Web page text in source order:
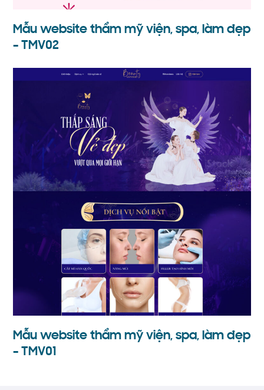
Mẫu website thẩm mỹ viện, spa, làm đẹp
– TMV02
Mẫu website thẩm mỹ viện, spa, làm đẹp
– TMV01